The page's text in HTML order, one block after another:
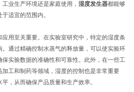
业生产环境还是家庭使用， 湿度发生器都能够
适宜的范围内。
用至关重要。在实验室研究中，特定的湿度条
通过精确控制水蒸气的释放量，可以使实验环
实验数据的准确性和可靠性。此外，在一些工
工和制药等领域，湿度的控制也是非常重要
，从而确保产品质量和生产效率。